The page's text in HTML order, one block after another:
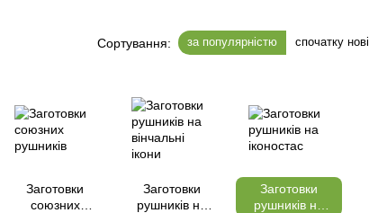
Сортування: за популярністю спочатку нові
Заготовки
союзних
Заготовки
рушників на
Заготовки
рушників на